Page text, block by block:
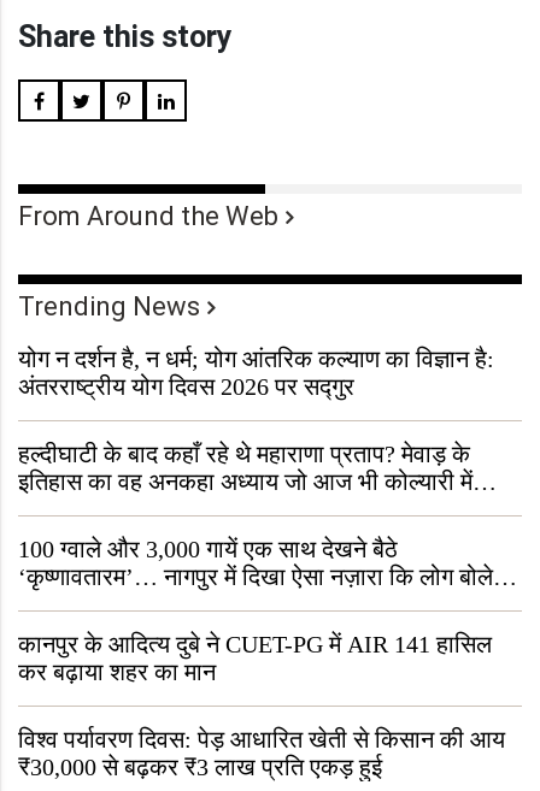
Share this story
From Around the Web
Trending News
योग न दर्शन है, न धर्म; योग आंतरिक कल्याण का विज्ञान है:
अंतरराष्ट्रीय योग दिवस 2026 पर सद्गुर
हल्दीघाटी के बाद कहाँ रहे थे महाराणा प्रताप? मेवाड़ के
इतिहास का वह अनकहा अध्याय जो आज भी कोल्यारी में
जीवित है
100 ग्वाले और 3,000 गायें एक साथ देखने बैठे
‘कृष्णावतारम’… नागपुर में दिखा ऐसा नज़ारा कि लोग बोले,
“ऐसा तो सिर्फ़ कृष्ण ही कर सकते हैं”
कानपुर के आदित्य दुबे ने CUET-PG में AIR 141 हासिल
कर बढ़ाया शहर का मान
विश्व पर्यावरण दिवस: पेड़ आधारित खेती से किसान की आय
₹30,000 से बढ़कर ₹3 लाख प्रति एकड़ हुई